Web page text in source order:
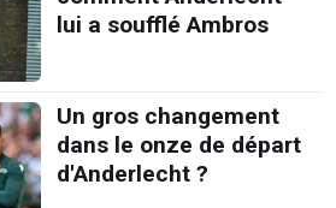
lui a soufflé Ambros
Un gros changement
dans le onze de départ
d'Anderlecht ?